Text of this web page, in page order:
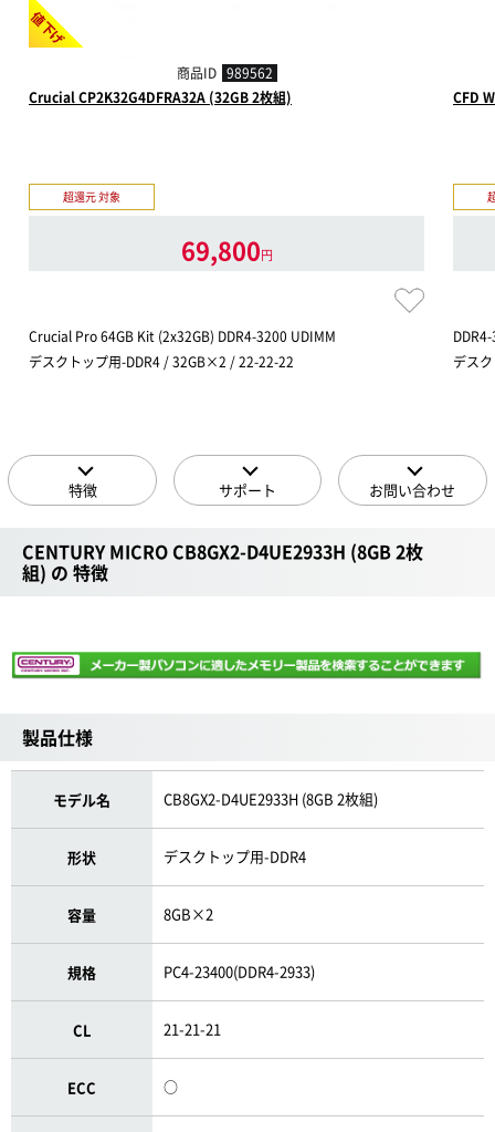
値下げ
商品ID 989562
Crucial CP2K32G4DFRA32A (32GB 2枚組)
超還元 対象
69,800円
Crucial Pro 64GB Kit (2x32GB) DDR4-3200 UDIMM
デスクトップ用-DDR4 / 32GB×2 / 22-22-22
CFD
デス
特徴 サポート お問い合わせ
CENTURY MICRO CB8GX2-D4UE2933H (8GB 2枚
組) の 特徴
製品仕様
モデル名 CB8GX2-D4UE2933H (8GB 2枚組)
形状 デスクトップ用-DDR4
容量 8GB×2
規格 PC4-23400(DDR4-2933)
CL 21-21-21
ECC ○